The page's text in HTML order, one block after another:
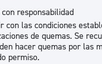
responsabilidad
con las condiciones
de quemas. Se
hacer quemas por las
permiso.